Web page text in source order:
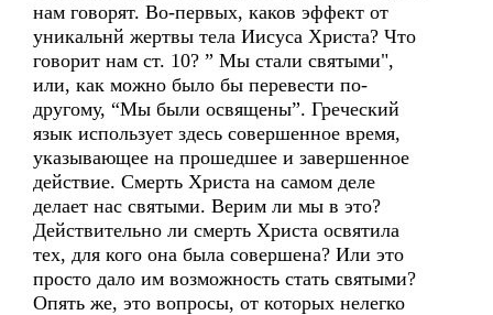
нам говорят. Во-первых, каков эффект от
уникальнй жертвы тела Иисуса Христа? Что
говорит нам ст. 10? ” Мы стали святыми",
или, как можно было бы перевести по-
другому, “Мы были освящены”. Греческий
язык использует здесь совершенное время,
указывающее на прошедшее и завершенное
действие. Смерть Христа на самом деле
делает нас святыми. Верим ли мы в это?
Действительно ли смерть Христа освятила
тех, для кого она была совершена? Или это
просто дало им возможность стать святыми?
Опять же, это вопросы, от которых нелегко